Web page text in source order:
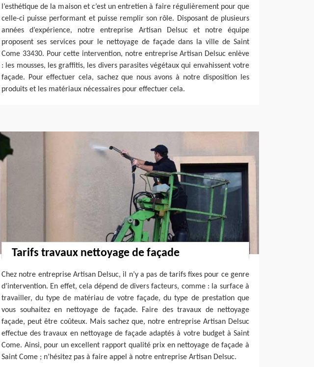
l’esthétique de la maison et c’est un entretien à faire régulièrement pour que
celle-ci puisse performant et puisse remplir son rôle. Disposant de plusieurs
années d’expérience, notre entreprise Artisan Delsuc et notre équipe
proposent ses services pour le nettoyage de façade dans la ville de Saint
Come 33430. Pour cette intervention, notre entreprise Artisan Delsuc enlève
: les mousses, les graffitis, les divers parasites végétaux qui envahissent votre
façade. Pour effectuer cela, sachez que nous avons à notre disposition les
produits et les matériaux nécessaires pour effectuer cela.
Tarifs travaux nettoyage de façade
Chez notre entreprise Artisan Delsuc, il n’y a pas de tarifs fixes pour ce genre
d’intervention. En effet, cela dépend de divers facteurs, comme : la surface à
travailler, du type de matériau de votre façade, du type de prestation que
vous souhaitez en nettoyage de façade. Faire des travaux de nettoyage
façade, peut être coûteux. Mais sachez que, notre entreprise Artisan Delsuc
effectue des travaux en nettoyage de façade adaptés à votre budget à Saint
Come. Ainsi, pour un excellent rapport qualité prix en nettoyage de façade à
Saint Come ; n’hésitez pas à faire appel à notre entreprise Artisan Delsuc.